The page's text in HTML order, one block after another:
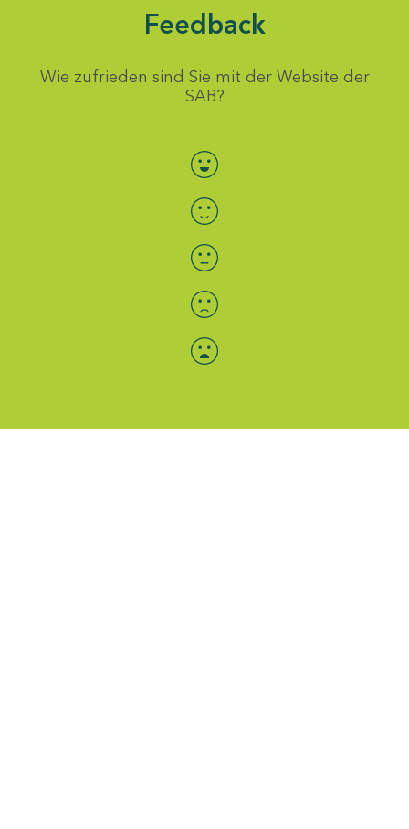
Feedback
Wie zufrieden sind Sie mit der Website der
SAB?
Bewertung auswählen